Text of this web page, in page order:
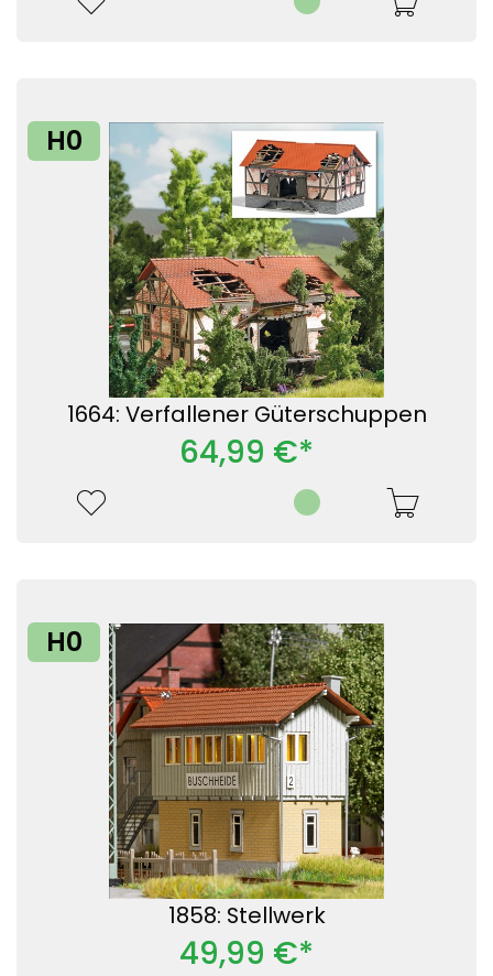
H0
1664: Verfallener Güterschuppen
64,99 €*
H0
1858: Stellwerk
49,99 €*